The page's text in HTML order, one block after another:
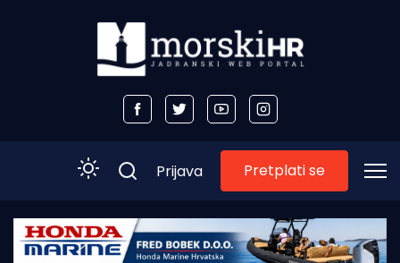
Početna
Prijava Pretplati se